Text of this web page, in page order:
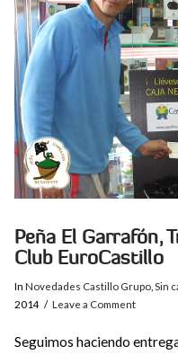
Peña El Garrafón,
Club EuroCastillo
In Novedades Castillo Grupo, Sin
2014
Leave a Comment
Seguimos haciendo